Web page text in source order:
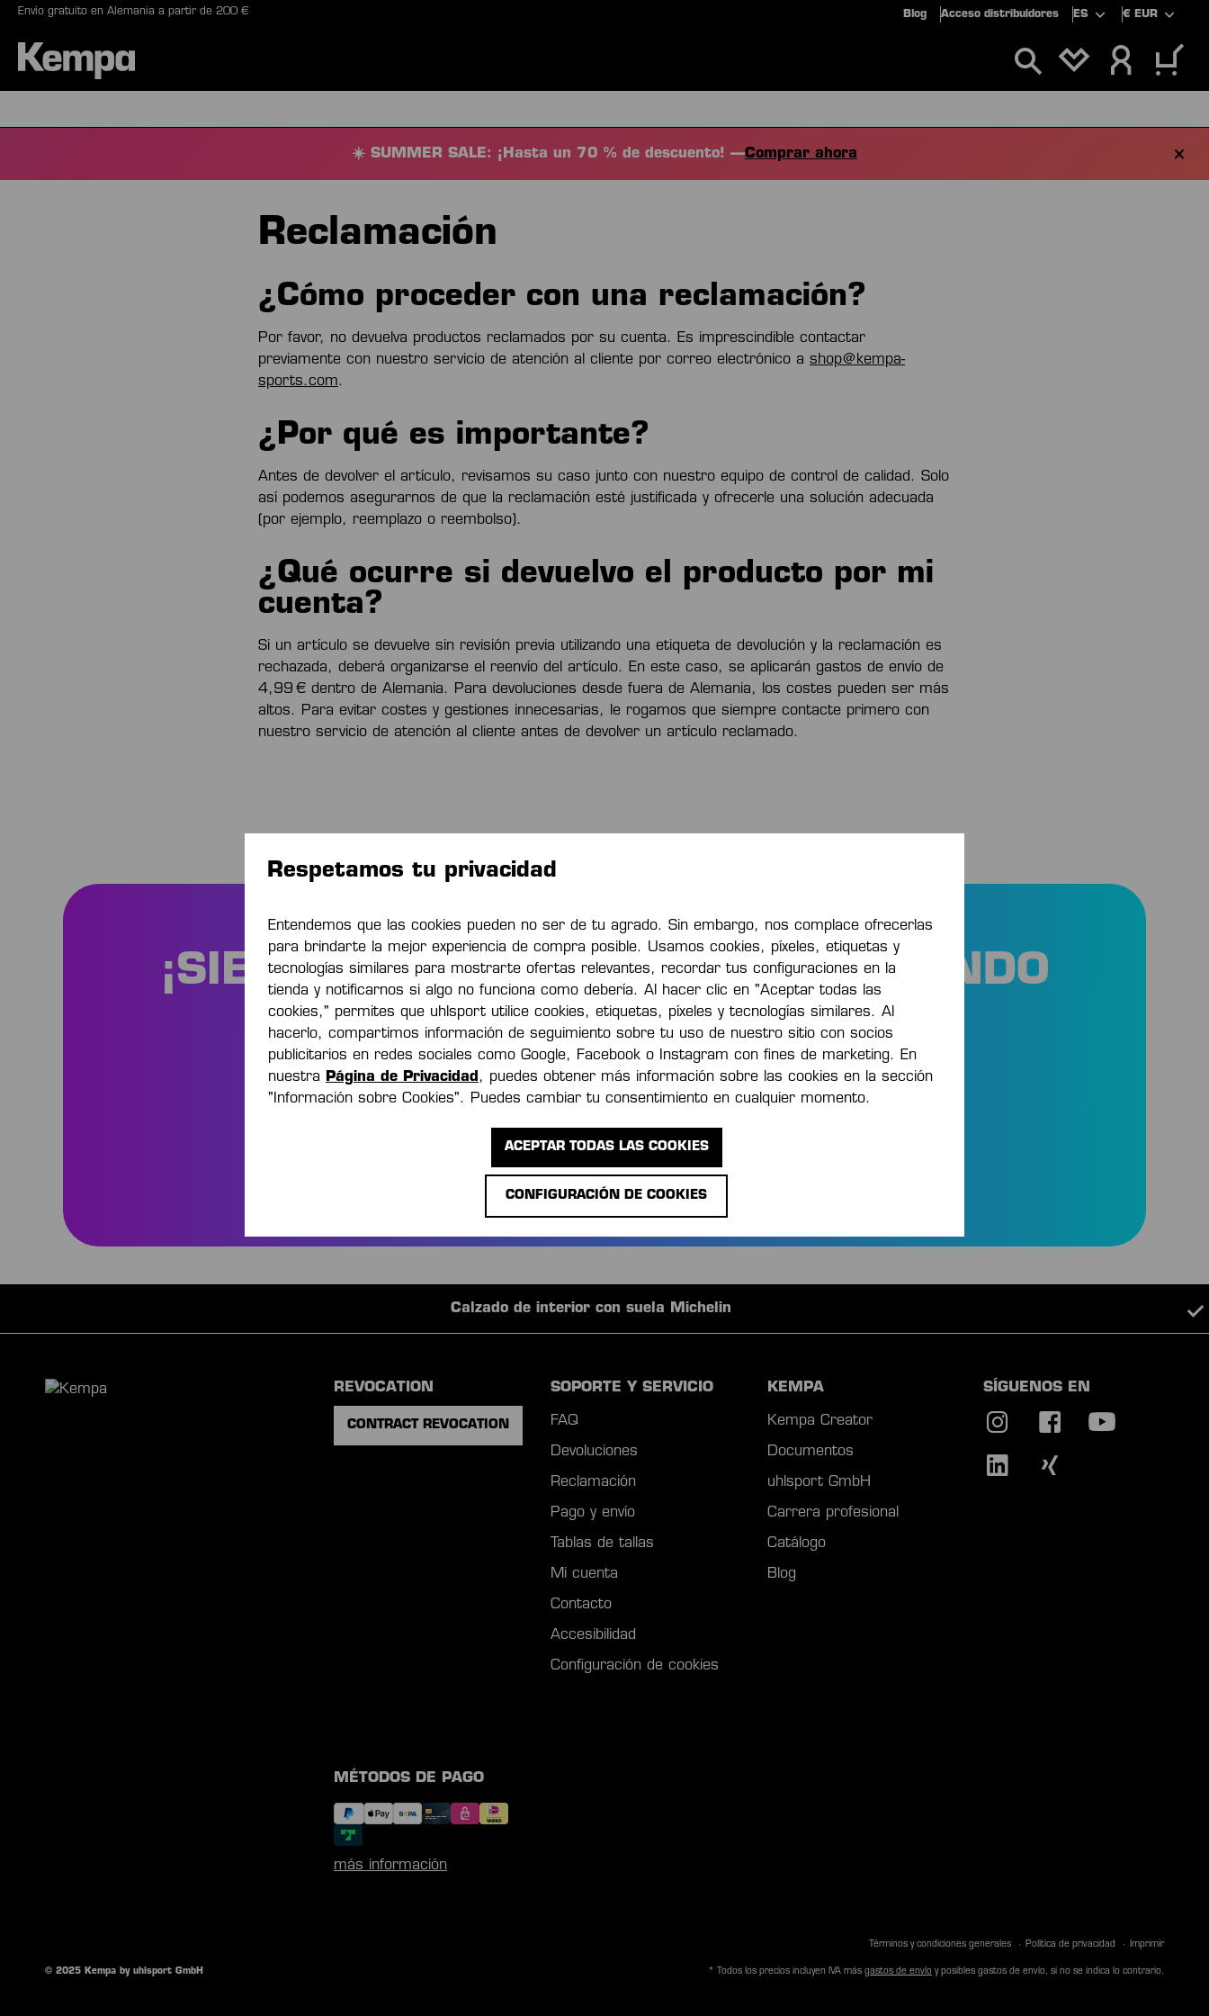
Saltar a la navegación principal
Envío gratuito en Alemania a partir de 200 € Blog Acceso distribuidores ES € EUR
TIENES 0
☀️ SUMMER SALE: ¡Hasta un 70 % de descuento! —Comprar ahora
Reclamación
¿Cómo proceder con una reclamación?
Por favor, no devuelva productos reclamados por su cuenta. Es imprescindible contactar
previamente con nuestro servicio de atención al cliente por correo electrónico a shop@kempa-
sports.com.
¿Por qué es importante?
Antes de devolver el artículo, revisamos su caso junto con nuestro equipo de control de calidad. Solo
así podemos asegurarnos de que la reclamación esté justificada y ofrecerle una solución adecuada
(por ejemplo, reemplazo o reembolso).
¿Qué ocurre si devuelvo el producto por mi
cuenta?
Si un artículo se devuelve sin revisión previa utilizando una etiqueta de devolución y la reclamación es
rechazada, deberá organizarse el reenvío del artículo. En este caso, se aplicarán gastos de envío de
4,99 € dentro de Alemania. Para devoluciones desde fuera de Alemania, los costes pueden ser más
altos. Para evitar costes y gestiones innecesarias, le rogamos que siempre contacte primero con
nuestro servicio de atención al cliente antes de devolver un artículo reclamado.
¡SIEMPRE INFORMADO Y AHORRANDO
DINERO!
Sea el primero en conocer los nuevos productos
y promociones. Además, ¡un 15% de descuento!
Calzado de interior con suela Michelin
REVOCATION
CONTRACT REVOCATION
SOPORTE Y SERVICIO
FAQ
Devoluciones
Reclamación
Pago y envío
Tablas de tallas
Mi cuenta
Contacto
Accesibilidad
Configuración de cookies
KEMPA
Kempa Creator
Documentos
uhlsport GmbH
Carrera profesional
Catálogo
Blog
SÍGUENOS EN
MÉTODOS DE PAGO
más información
Términos y condiciones generales Política de privacidad Imprimir
© 2025 Kempa by uhlsport GmbH * Todos los precios incluyen IVA más gastos de envío y posibles gastos de envío, si no se indica lo contrario.
Respetamos tu privacidad
Entendemos que las cookies pueden no ser de tu agrado. Sin embargo, nos complace ofrecerlas
para brindarte la mejor experiencia de compra posible. Usamos cookies, píxeles, etiquetas y
tecnologías similares para mostrarte ofertas relevantes, recordar tus configuraciones en la
tienda y notificarnos si algo no funciona como debería. Al hacer clic en "Aceptar todas las
cookies," permites que uhlsport utilice cookies, etiquetas, píxeles y tecnologías similares. Al
hacerlo, compartimos información de seguimiento sobre tu uso de nuestro sitio con socios
publicitarios en redes sociales como Google, Facebook o Instagram con fines de marketing. En
nuestra Página de Privacidad, puedes obtener más información sobre las cookies en la sección
"Información sobre Cookies". Puedes cambiar tu consentimiento en cualquier momento.
CONFIGURACIÓN DE COOKIES
ACEPTAR TODAS LAS COOKIES